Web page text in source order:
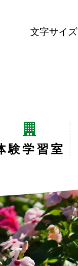
験学習室
文字サイズ